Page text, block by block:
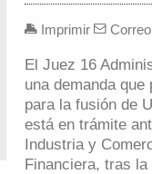
Imprimir Correo
El Juez 16
una demanda
para la fusión de
está en trámite
Industria y
Financiera, tras